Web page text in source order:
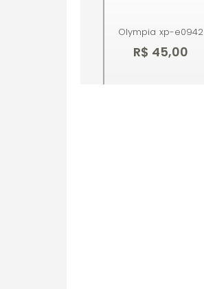
Olympia xp-e0942
R$ 45,00